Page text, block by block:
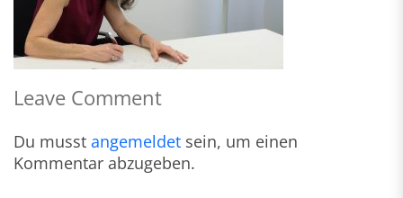
Leave Comment
Du musst angemeldet sein, um einen
Kommentar abzugeben.